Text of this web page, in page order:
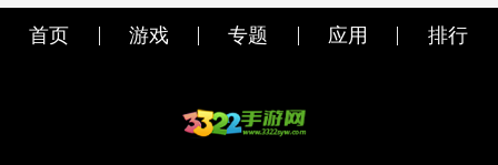
首页 游戏 专题 应用 排行